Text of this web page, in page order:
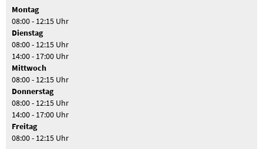
Montag
08:00 - 12:15 Uhr
Dienstag
08:00 - 12:15 Uhr
14:00 - 17:00 Uhr
Mittwoch
08:00 - 12:15 Uhr
Donnerstag
08:00 - 12:15 Uhr
14:00 - 17:00 Uhr
Freitag
08:00 - 12:15 Uhr